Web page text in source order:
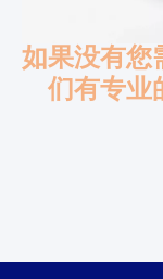
如果没有您
们有专业